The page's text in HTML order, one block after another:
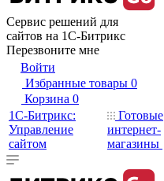
Сервис решений для
сайтов на 1С-Битрикс
Перезвоните мне
Войти
Избранные товары 0
Корзина 0
1С-Битрикс:
Управление
сайтом
Готовые
интернет-
магазины